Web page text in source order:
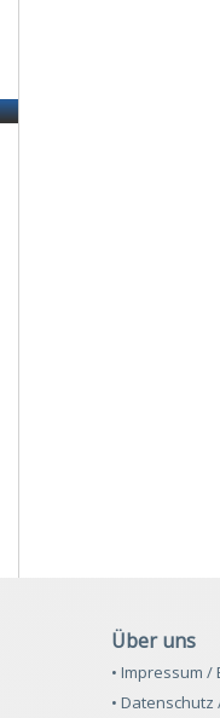
Über uns
• Impressum /
• Datenschutz